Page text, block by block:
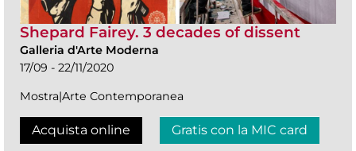
Shepard Fairey. 3 decades of dissent
Galleria d'Arte Moderna
17/09 - 22/11/2020
Mostra|Arte Contemporanea
Acquista online Gratis con la MIC card